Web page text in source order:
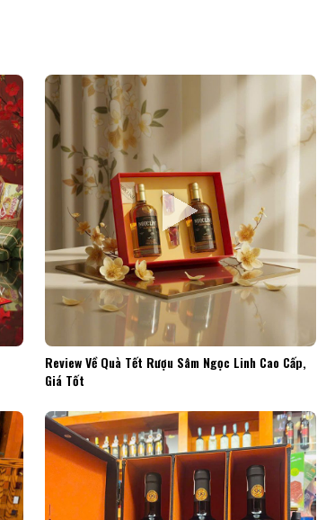
Review Về Quà Tết Rượu Sâm Ngọc Linh Cao Cấp,
Giá Tốt